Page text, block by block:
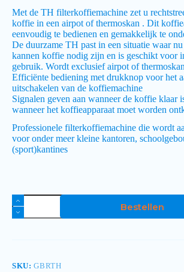
Met de TH filterkoffiemachine zet u
koffie in een airpot of thermoskan . Dit
eenvoudig te bedienen en gemakkelijk te
De duurzame TH past in een situatie waar nu
kannen koffie nodig zijn en is geschikt voor
gebruik. Wordt exclusief airpot of
Efficiënte bediening met drukknop voor het
uitschakelen van de koffiemachine
Signalen geven aan wanneer de koffie klaar
wanneer het koffieapparaat moet worden
Professionele filterkoffiemachine die wordt
voor onder meer kleine kantoren,
(sport)kantines
Bestellen
SKU:GBRTH